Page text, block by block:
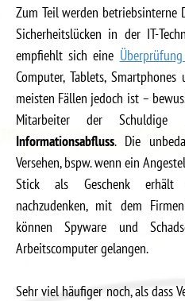
Zum Teil werden betriebsinterne
Sicherheitslücken in der IT-
empfiehlt sich eine
Computer, Tablets,
meisten Fällen jedoch ist –
Mitarbeiter der
Informationsabfluss. Die
Versehen, bspw. wenn ein
Stick als Geschenk
nachzudenken, mit dem
können Spyware und
Arbeitscomputer gelangen.
Sehr viel häufiger noch, als dass